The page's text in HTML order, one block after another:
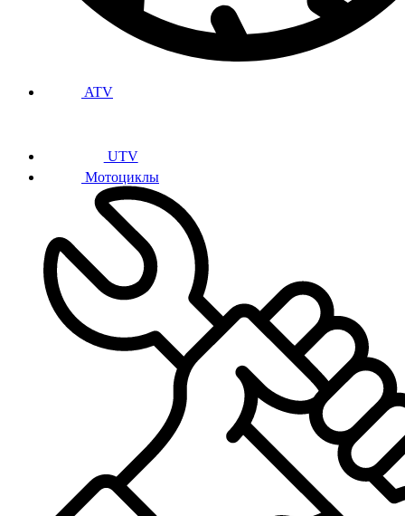
ATV
UTV
Мотоциклы